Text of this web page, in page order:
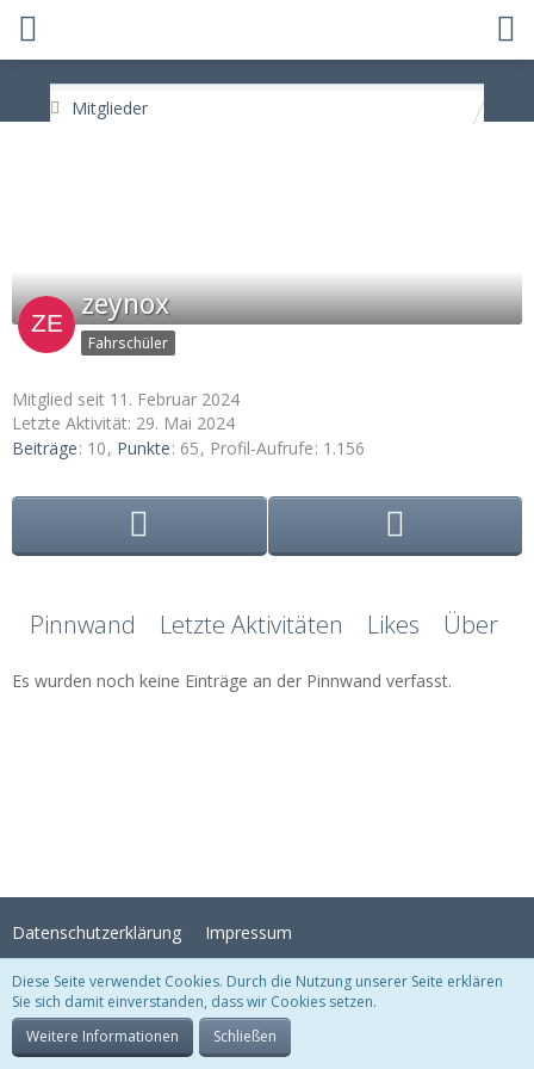
Mitglieder
zeynox
Fahrschüler
Mitglied seit 11. Februar 2024
Letzte Aktivität: 29. Mai 2024
Beiträge 10 Punkte 65 Profil-Aufrufe 1.156
Pinnwand Letzte Aktivitäten Likes Über
Es wurden noch keine Einträge an der Pinnwand verfasst.
Datenschutzerklärung Impressum
Stil:Crystal Temptation , erstellt vonKittMedia
Community-Software:
Diese Seite verwendet Cookies. Durch die Nutzung unserer Seite erklären
Sie sich damit einverstanden, dass wir Cookies setzen.
Weitere Informationen
Schließen